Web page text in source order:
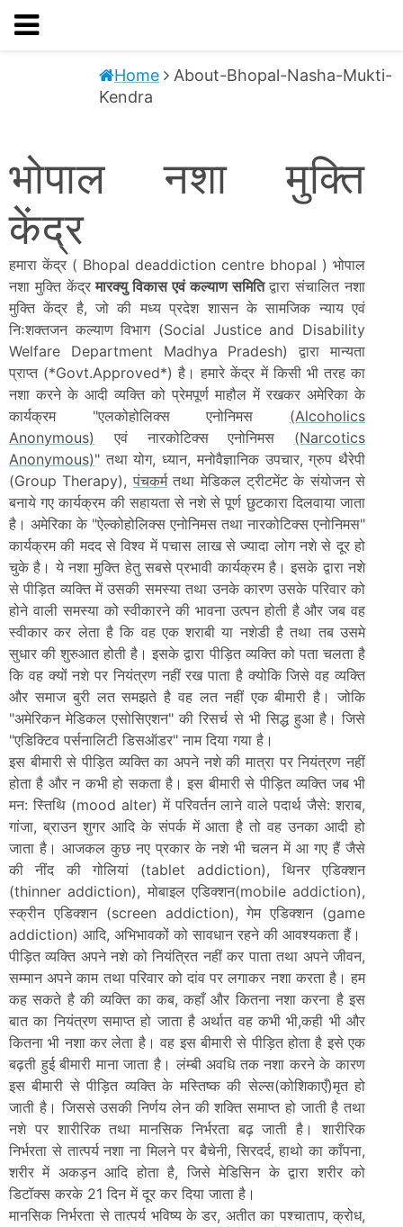
Home
About-Bhopal-Nasha-Mukti-
Kendra
भोपाल नशा मुक्ति
केंद्र
हमारा केंद्र ( Bhopal deaddiction centre bhopal ) भोपाल
नशा मुक्ति केंद्रमारक्यु विकास एवं कल्याण समितिद्वारा संचालित नशा
मुक्ति केंद्र है, जो की मध्य प्रदेश शासन के सामजिक न्याय एवं
निःशक्तजन कल्याण विभाग (Social Justice and Disability
Welfare Department Madhya Pradesh) द्वारा मान्यता
प्राप्त (*Govt.Approved*) है। हमारे केंद्र में किसी भी तरह का
नशा करने के आदी व्यक्ति को प्रेमपूर्ण माहौल में रखकर अमेरिका के
कार्यक्रम "एलकोहोलिक्स एनोनिमस (Alcoholics
Anonymous) एवं नारकोटिक्स एनोनिमस (Narcotics
Anonymous)" तथा योग, ध्यान, मनोवैज्ञानिक उपचार, ग्रुप थैरेपी
(Group Therapy), पंचकर्मतथा मेडिकल ट्रीटमेंट के संयोजन से
बनाये गए कार्यक्रम की सहायता से नशे से पूर्ण छुटकारा दिलवाया जाता
है। अमेरिका के "ऐल्कोहोलिक्स एनोनिमस तथा नारकोटिक्स एनोनिमस"
कार्यक्रम की मदद से विश्व में पचास लाख से ज्यादा लोग नशे से दूर हो
चुके है। ये नशा मुक्ति हेतु सबसे प्रभावी कार्यक्रम है। इसके द्वारा नशे
से पीड़ित व्यक्ति में उसकी समस्या तथा उनके कारण उसके परिवार को
होने वाली समस्या को स्वीकारने की भावना उत्पन होती है और जब वह
स्वीकार कर लेता है कि वह एक शराबी या नशेडी है तथा तब उसमे
सुधार की शुरुआत होती है। इसके द्वारा पीड़ित व्यक्ति को पता चलता है
कि वह क्यों नशे पर नियंत्रण नहीं रख पाता है क्योकि जिसे वह व्यक्ति
और समाज बुरी लत समझते है वह लत नहीं एक बीमारी है। जोकि
"अमेरिकन मेडिकल एसोसिएशन" की रिसर्च से भी सिद्ध हुआ है। जिसे
"एडिक्टिव पर्सनालिटी डिसऑडर" नाम दिया गया है।
इस बीमारी से पीड़ित व्यक्ति का अपने नशे की मात्रा पर नियंत्रण नहीं
होता है और न कभी हो सकता है। इस बीमारी से पीड़ित व्यक्ति जब भी
मन: स्तिथि (mood alter) में परिवर्तन लाने वाले पदार्थ जैसे: शराब,
गांजा, ब्राउन शुगर आदि के संपर्क में आता है तो वह उनका आदी हो
जाता है। आजकल कुछ नए प्रकार के नशे भी चलन में आ गए हैं जैसे
की नींद की गोलियां (tablet addiction), थिनर एडिक्शन
(thinner addiction), मोबाइल एडिक्शन(mobile addiction),
स्क्रीन एडिक्शन (screen addiction), गेम एडिक्शन (game
addiction) आदि, अभिभावकों को सावधान रहने की आवश्यकता हैं।
पीड़ित व्यक्ति अपने नशे को नियंत्रित नहीं कर पाता तथा अपने जीवन,
सम्मान अपने काम तथा परिवार को दांव पर लगाकर नशा करता है। हम
कह सकते है की व्यक्ति का कब, कहाँ और कितना नशा करना है इस
बात का नियंत्रण समाप्त हो जाता है अर्थात वह कभी भी,कही भी और
कितना भी नशा कर लेता है। वह इस बीमारी से पीड़ित होता है इसे एक
बढ़ती हुई बीमारी माना जाता है। लंम्बी अवधि तक नशा करने के कारण
इस बीमारी से पीड़ित व्यक्ति के मस्तिष्क की सेल्स(कोशिकाएँ)मृत हो
जाती है। जिससे उसकी निर्णय लेन की शक्ति समाप्त हो जाती है तथा
नशे पर शारीरिक तथा मानसिक निर्भरता बढ़ जाती है। शारीरिक
निर्भरता से तात्पर्य नशा ना मिलने पर बैचेनी, सिरदर्द, हाथो का काँपना,
शरीर में अकड़न आदि होता है, जिसे मेडिसिन के द्वारा शरीर को
डिटॉक्स करके 21 दिन में दूर कर दिया जाता है।
मानसिक निर्भरता से तात्पर्य भविष्य के डर, अतीत का पश्चाताप, क्रोध,